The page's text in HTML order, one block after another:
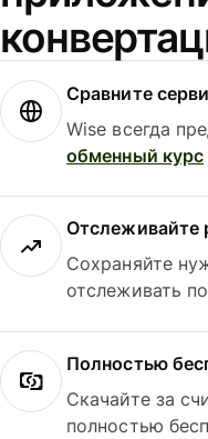
Сравните
Wise всегда
обменный курс
Отслеживайте
Сохраняйте
отслеживать
Полностью
Скачайте за
полностью